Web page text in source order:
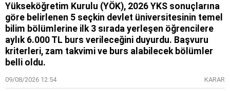
Yükseköğretim Kurulu (YÖK), 2026 YKS sonuçlarına
göre belirlenen 5 seçkin devlet üniversitesinin temel
bilim bölümlerine ilk 3 sırada yerleşen öğrencilere
aylık 6.000 TL burs verileceğini duyurdu. Başvuru
kriterleri, zam takvimi ve burs alabilecek bölümler
belli oldu.
09/08/2026 12:54 KARAR